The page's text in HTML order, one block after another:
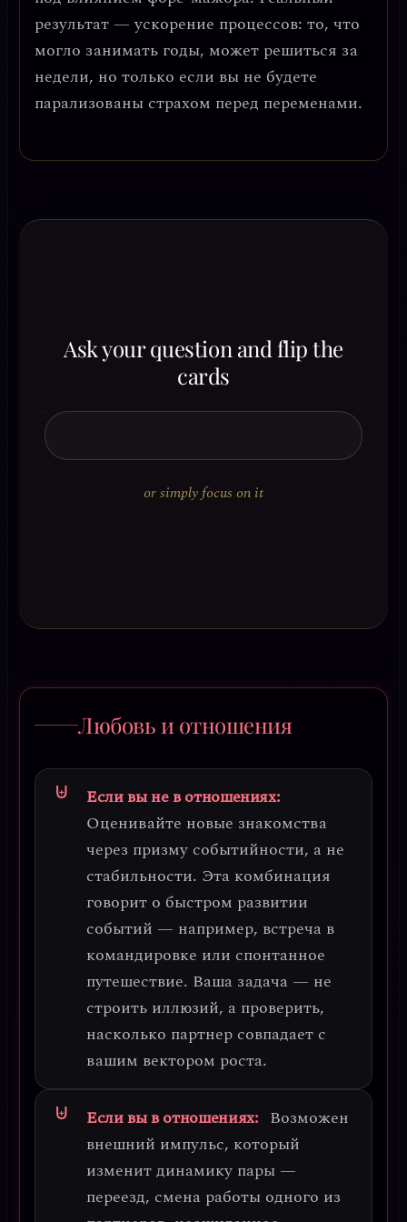
результат —ускорение процессов: то, что
могло занимать годы, может решиться за
недели, но только если вы не будете
парализованы страхом перед переменами.
Ask your question and flip the
cards
or simply focus on it
Любовь и отношения
Если вы не в отношениях:
Оценивайте новые знакомства
через призму событийности, а не
стабильности. Эта комбинация
говорит о быстром развитии
событий — например, встреча в
командировке или спонтанное
путешествие. Ваша задача — не
строить иллюзий, а проверить,
насколько партнер совпадает с
вашим вектором роста.
Если вы в отношениях: Возможен
внешний импульс, который
изменит динамику пары —
переезд, смена работы одного из